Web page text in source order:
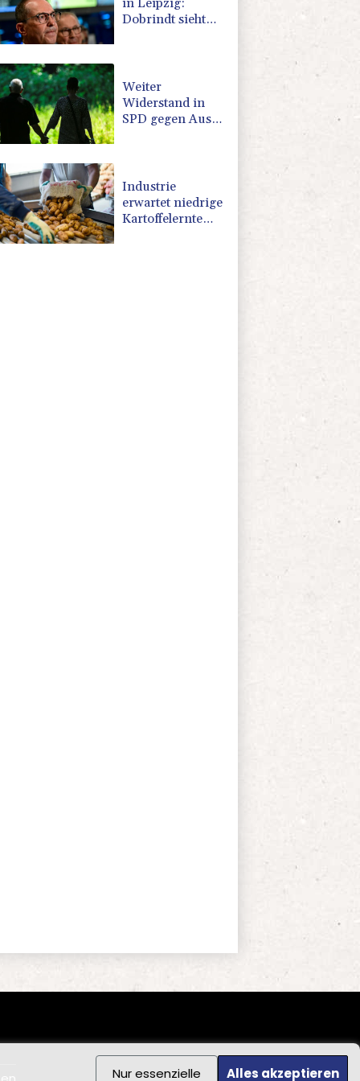
Nur essenzielle Alles akzeptieren
in Leipzig:
Dobrindt sieht
Weiter
Widerstand in
SPD gegen Aus
Industrie
erwartet niedrige
Kartoffelernte